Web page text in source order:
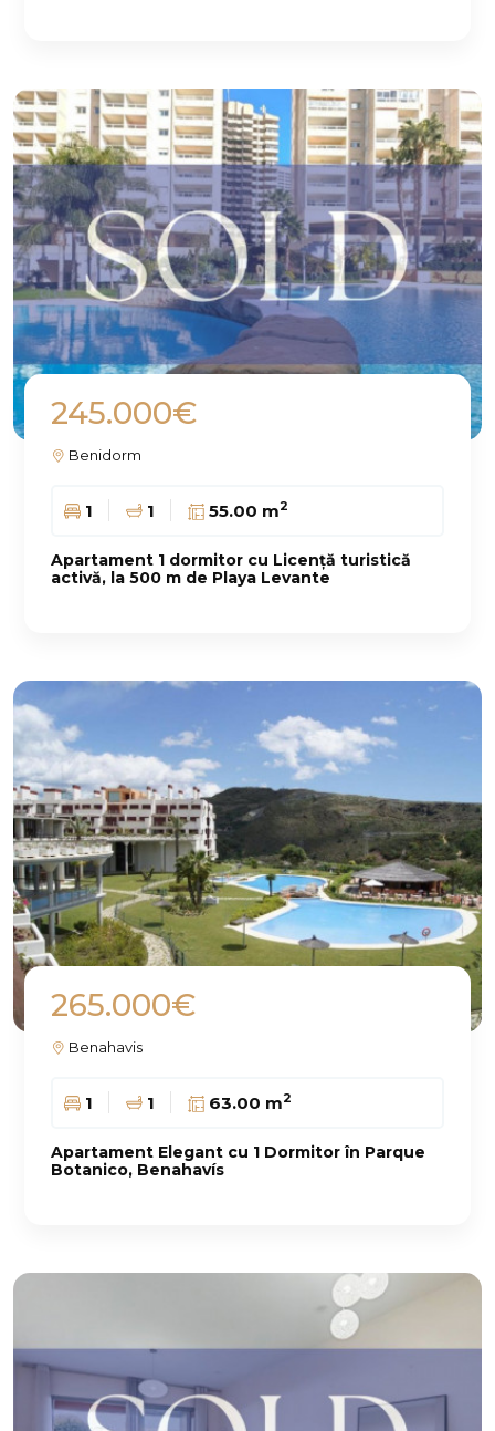
245.000€
Benidorm
1 1 55.00 m2
Apartament 1 dormitor cu Licență turistică
activă, la 500 m de Playa Levante
265.000€
Benahavis
1 1 63.00 m2
Apartament Elegant cu 1 Dormitor în Parque
Botanico, Benahavís